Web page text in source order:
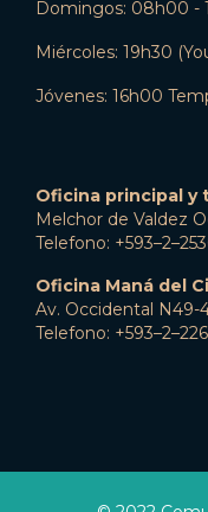
Domingos: 08h00 -
Miércoles: 19h30
Jóvenes: 16h00
Oficina principal y
Melchor de Valdez
Telefono:
Oficina Maná del
Av. Occidental N49-
Telefono: